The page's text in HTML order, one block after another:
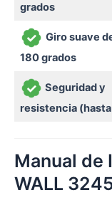
grados
Giro suave
180 grados
Seguridad y
resistencia
Manual de
WALL